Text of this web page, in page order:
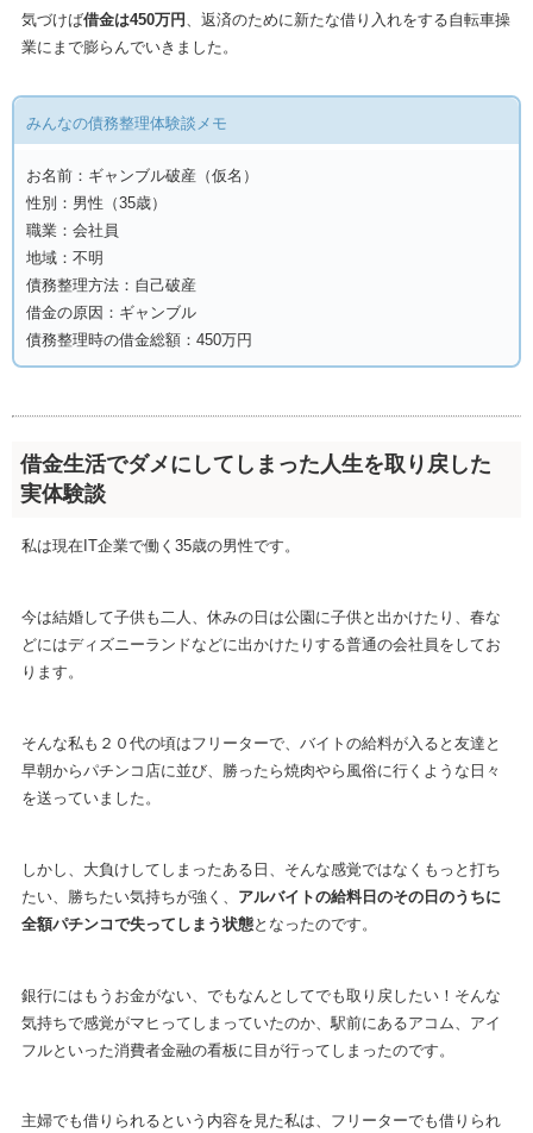
気づけば借金は450万円 、返済のために新たな借り入れをする自転車操
業にまで膨らんでいきました。
みんなの債務整理体験談メモ
お名前：ギャンブル破産（仮名）
性別：男性（35歳）
職業：会社員
地域：不明
債務整理方法：自己破産
借金の原因：ギャンブル
債務整理時の借金総額：450万円
借金生活でダメにしてしまった人生を取り戻した
実体験談
私は現在IT企業で働く35歳の男性です。
今は結婚して子供も二人、休みの日は公園に子供と出かけたり、春な
どにはディズニーランドなどに出かけたりする普通の会社員をしてお
ります。
そんな私も２０代の頃はフリーターで、バイトの給料が入ると友達と
早朝からパチンコ店に並び、勝ったら焼肉やら風俗に行くような日々
を送っていました。
しかし、大負けしてしまったある日、そんな感覚ではなくもっと打ち
たい、勝ちたい気持ちが強く、 アルバイトの給料日のその日のうちに
全額パチンコで失ってしまう状態となったのです。
銀行にはもうお金がない、でもなんとしてでも取り戻したい！そんな
気持ちで感覚がマヒってしまっていたのか、駅前にあるアコム、アイ
フルといった消費者金融の看板に目が行ってしまったのです。
主婦でも借りられるという内容を見た私は、フリーターでも借りられ